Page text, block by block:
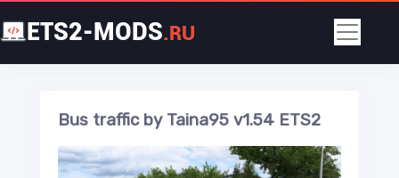
ETS2-MODS.RU
Bus traffic by Taina95 v1.54 ETS2